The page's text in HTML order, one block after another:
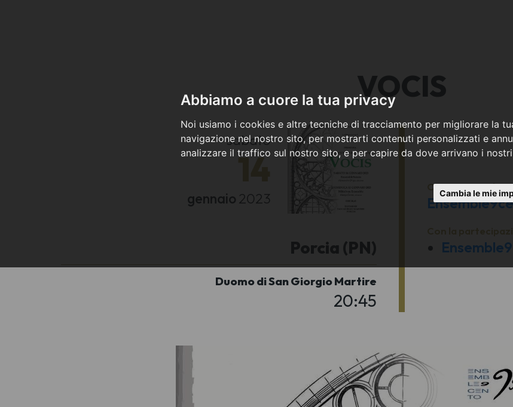
Abbiamo a cuore la tua privacy
Noi usiamo i cookies e altre tecniche di tracciamento per migliorare la
navigazione nel nostro sito, per mostrarti contenuti personalizzati e
analizzare il traffico sul nostro sito, e per capire da dove arrivano i
Cambia le mie
VOCIS
sabato
14
gennaio 2023
Porcia (PN)
Duomo di San Giorgio Martire
20:45
Organizzato da